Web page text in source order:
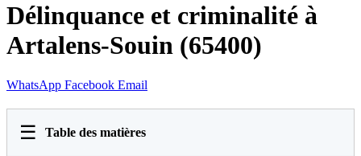
Délinquance et criminalité à
Artalens-Souin (65400)
WhatsApp Facebook Email
☰ Table des matières